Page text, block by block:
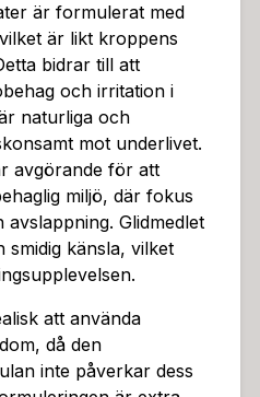
är formulerat med
är likt kroppens
bidrar till att
och irritation i
naturliga och
mot underlivet.
avgörande för att
miljö, där fokus
Glidmedlet
smidig känsla, vilket
att använda
då den
inte påverkar dess